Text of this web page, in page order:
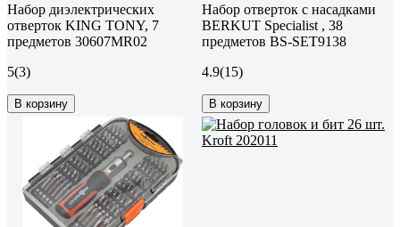
Набор диэлектрических
отверток KING TONY, 7
предметов 30607MR02
5(3)
В корзину
Набор отверток с насадками
BERKUT Specialist , 38
предметов BS-SET9138
4.9(15)
В корзину